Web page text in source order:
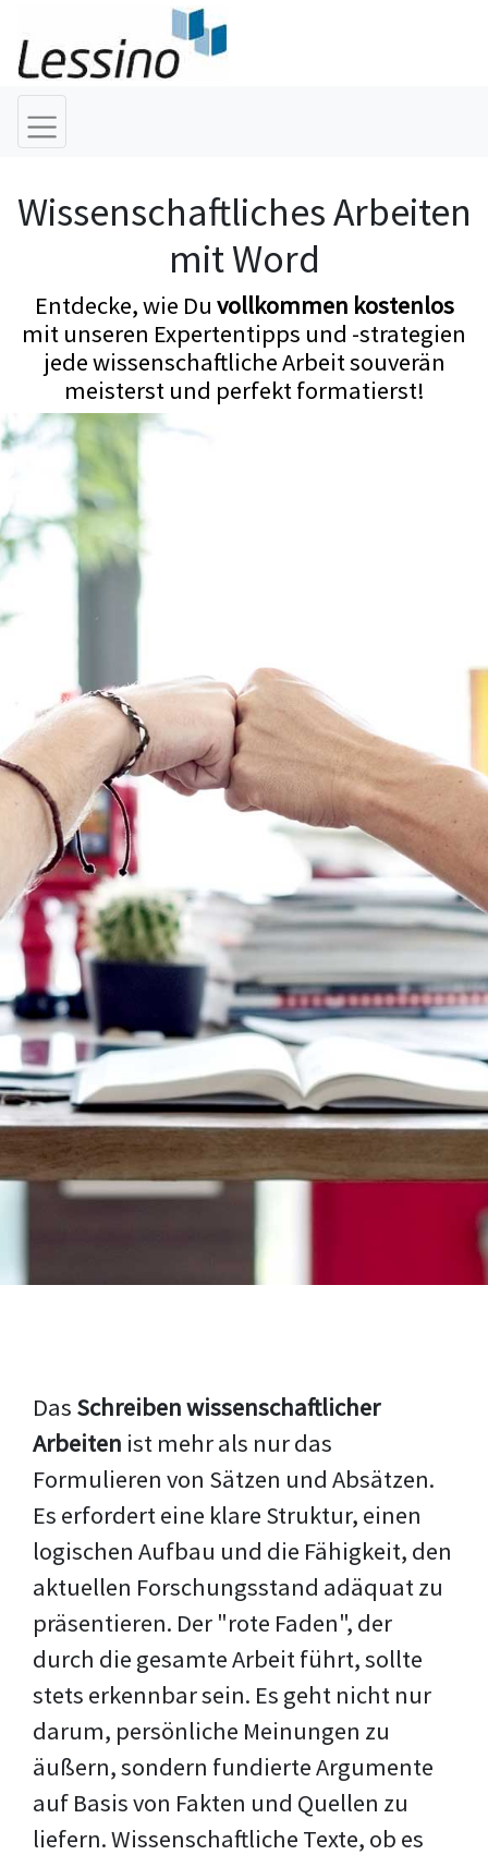
Wissenschaftliches Arbeiten
mit Word
Entdecke, wie Du vollkommen kostenlos
mit unseren Expertentipps und -strategien
jede wissenschaftliche Arbeit souverän
meisterst und perfekt formatierst!
Das Schreiben wissenschaftlicher
Arbeiten ist mehr als nur das
Formulieren von Sätzen und Absätzen.
Es erfordert eine klare Struktur, einen
logischen Aufbau und die Fähigkeit, den
aktuellen Forschungsstand adäquat zu
präsentieren. Der "rote Faden", der
durch die gesamte Arbeit führt, sollte
stets erkennbar sein. Es geht nicht nur
darum, persönliche Meinungen zu
äußern, sondern fundierte Argumente
auf Basis von Fakten und Quellen zu
liefern. Wissenschaftliche Texte, ob es